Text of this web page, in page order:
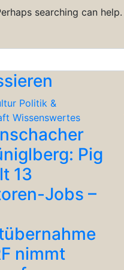
searching can help.
Politik &
Wissenswertes
Pig
13
Jobs –
nimmt